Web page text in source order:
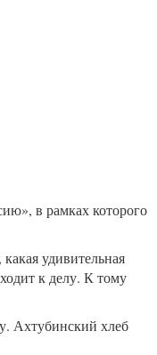
в рамках которого
удивительная
к делу. К тому
Ахтубинский хлеб